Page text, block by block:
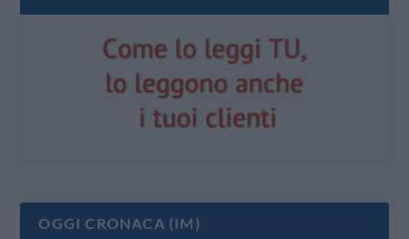
OGGI CRONACA (IM)